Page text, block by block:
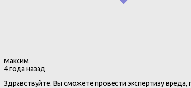
Максим
4 года назад
Здравствуйте. Вы сможете провести экспертизу